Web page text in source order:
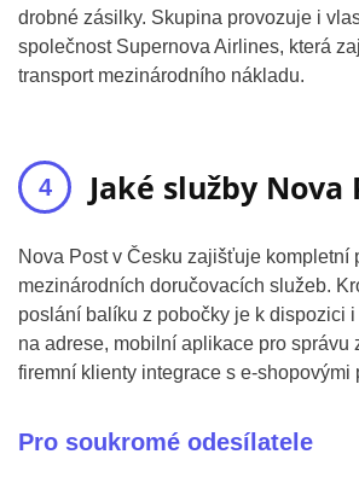
drobné zásilky. Skupina provozuje i
společnost Supernova Airlines, která
transport mezinárodního nákladu.
Jaké služby Nova
Nova Post v Česku zajišťuje kompletní
mezinárodních doručovacích služeb.
poslání balíku z pobočky je k dispozici
na adrese, mobilní aplikace pro správu
firemní klienty integrace s e-shopovými
Pro soukromé odesílatele